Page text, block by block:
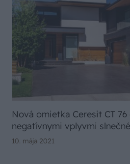
Nová omietka Ceresit CT
negatívnymi vplyvmi
10. mája 2021